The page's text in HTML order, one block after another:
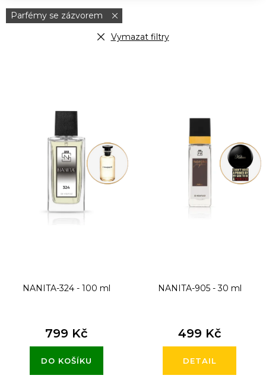
Parfémy se zázvorem
Vymazat filtry
NANITA-324 - 100 ml
799 Kč
DO KOŠÍKU
NANITA-905 - 30 ml
499 Kč
DETAIL